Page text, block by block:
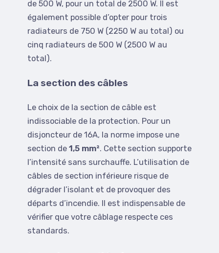
de 500 W, pour un total de 2500 W. Il est
également possible d’opter pour trois
radiateurs de 750 W (2250 W au total) ou
cinq radiateurs de 500 W (2500 W au
total).
La section des câbles
Le choix de la section de câble est
indissociable de la protection. Pour un
disjoncteur de 16A, la norme impose une
section de 1,5 mm². Cette section supporte
l’intensité sans surchauffe. L’utilisation de
câbles de section inférieure risque de
dégrader l’isolant et de provoquer des
départs d’incendie. Il est indispensable de
vérifier que votre câblage respecte ces
standards.